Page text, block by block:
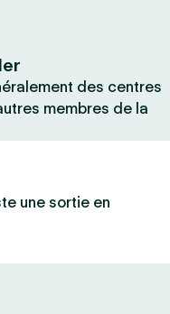
des centres
membres de la
une sortie en